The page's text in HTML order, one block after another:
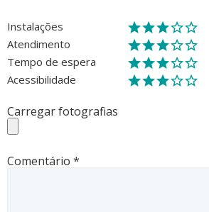
Instalações
Atendimento
Tempo de espera
Acessibilidade
Carregar fotografias
Comentário *